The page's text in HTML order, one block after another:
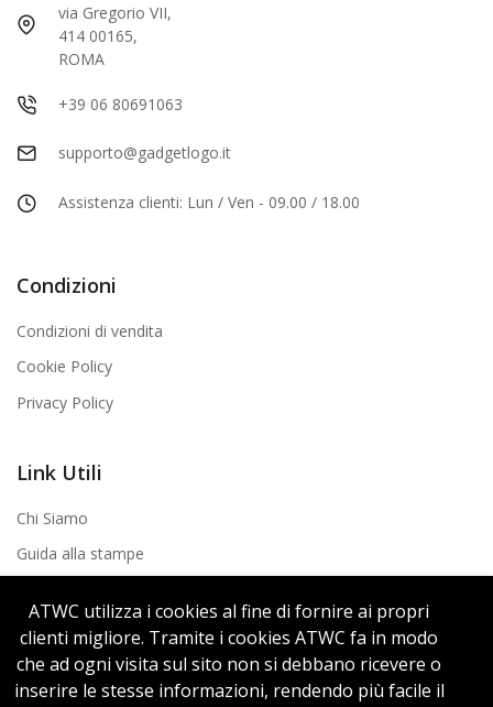
via Gregorio VII,
414 00165,
ROMA
+39 06 80691063
supporto@gadgetlogo.it
Assistenza clienti: Lun / Ven - 09.00 / 18.00
Condizioni
Condizioni di vendita
Cookie Policy
Privacy Policy
Link Utili
Chi Siamo
Guida alla stampe
Recensioni
ATWC utilizza i cookies al fine di fornire ai propri
clienti migliore. Tramite i cookies ATWC fa in modo
che ad ogni visita sul sito non si debbano ricevere o
inserire le stesse informazioni, rendendo più facile il